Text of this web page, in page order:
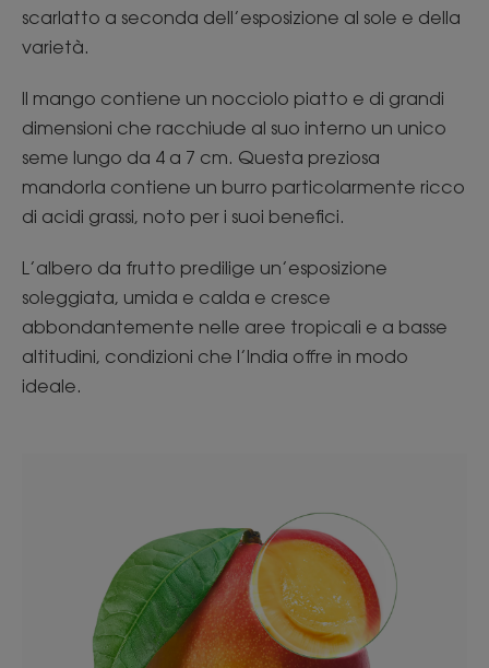
scarlatto a seconda dell’esposizione al sole e della
varietà.
Il mango contiene un nocciolo piatto e di grandi
dimensioni che racchiude al suo interno un unico
seme lungo da 4 a 7 cm. Questa preziosa
mandorla contiene un burro particolarmente ricco
di acidi grassi, noto per i suoi benefici.
L’albero da frutto predilige un’esposizione
soleggiata, umida e calda e cresce
abbondantemente nelle aree tropicali e a basse
altitudini, condizioni che l’India offre in modo
ideale.